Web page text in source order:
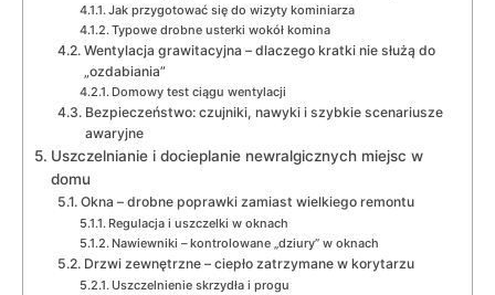
Jak przygotować się do wizyty kominiarza
Typowe drobne usterki wokół komina
Wentylacja grawitacyjna – dlaczego kratki nie służą do
„ozdabiania”
Domowy test ciągu wentylacji
Bezpieczeństwo: czujniki, nawyki i szybkie scenariusze
awaryjne
Uszczelnianie i docieplanie newralgicznych miejsc w
domu
Okna – drobne poprawki zamiast wielkiego remontu
Regulacja i uszczelki w oknach
Nawiewniki – kontrolowane „dziury” w oknach
Drzwi zewnętrzne – ciepło zatrzymane w korytarzu
Uszczelnienie skrzydła i progu